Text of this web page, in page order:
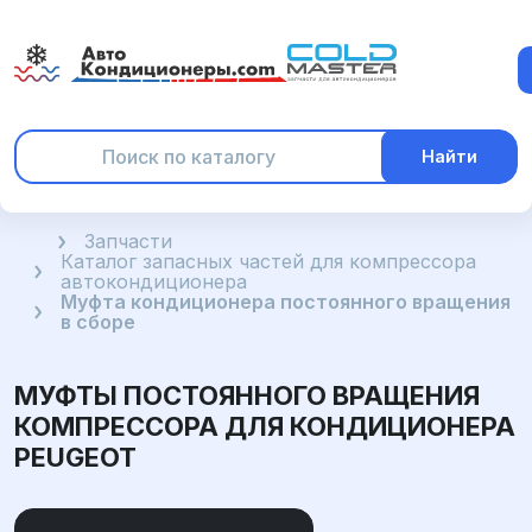
Найти
ГлавнаяЗапчасти
Каталог запасных частей для компрессора
автокондиционера
Муфта кондиционера постоянного вращения
в сборе
МУФТЫ ПОСТОЯННОГО ВРАЩЕНИЯ
КОМПРЕССОРА ДЛЯ КОНДИЦИОНЕРА
PEUGEOT